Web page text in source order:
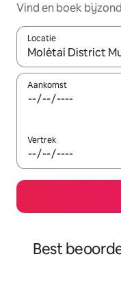
Vind en boek
Locatie
Wanneer er
Aankomst
Vertrek
Best